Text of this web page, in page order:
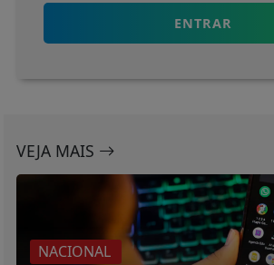
ENTRAR
VEJA MAIS
NACIONAL